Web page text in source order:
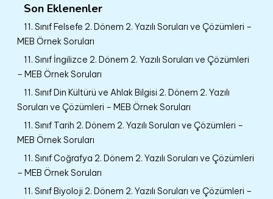
Son Eklenenler
11. Sınıf Felsefe 2. Dönem 2. Yazılı Soruları ve Çözümleri –
MEB Örnek Soruları
11. Sınıf İngilizce 2. Dönem 2. Yazılı Soruları ve Çözümleri
– MEB Örnek Soruları
11. Sınıf Din Kültürü ve Ahlak Bilgisi 2. Dönem 2. Yazılı
Soruları ve Çözümleri – MEB Örnek Soruları
11. Sınıf Tarih 2. Dönem 2. Yazılı Soruları ve Çözümleri –
MEB Örnek Soruları
11. Sınıf Coğrafya 2. Dönem 2. Yazılı Soruları ve Çözümleri
– MEB Örnek Soruları
11. Sınıf Biyoloji 2. Dönem 2. Yazılı Soruları ve Çözümleri –